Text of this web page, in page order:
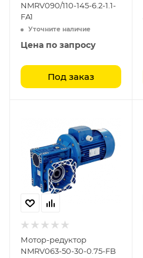
NMRV090/110-145-6.2-1.1-
FA1
Уточните наличие
Цена по запросу
Под заказ
Мотор-редуктор
NMRV063-50-30-0.75-FB